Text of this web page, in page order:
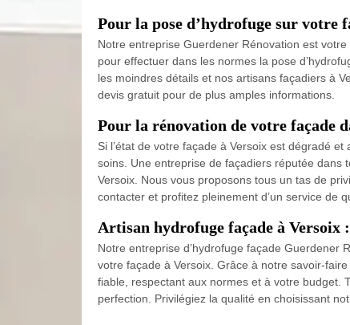
Pour la pose d’hydrofuge sur votre
Notre entreprise Guerdener Rénovation est
pour effectuer dans les normes la pose
les moindres détails et nos artisans façadiers à
devis gratuit pour de plus amples informations.
Pour la rénovation de votre façade
Si l’état de votre façade à Versoix est dégradé
soins. Une entreprise de façadiers réputée dans
Versoix. Nous vous proposons tous un tas de
contacter et profitez pleinement d’un service de
Artisan hydrofuge façade à Versoix
Notre entreprise d’hydrofuge façade Guerdener
votre façade à Versoix. Grâce à notre savoir-
fiable, respectant aux normes et à votre budget.
perfection. Privilégiez la qualité en choisissant